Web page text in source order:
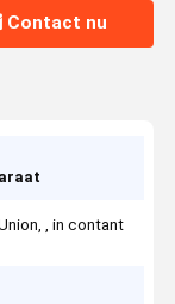
Contact nu
, in contant